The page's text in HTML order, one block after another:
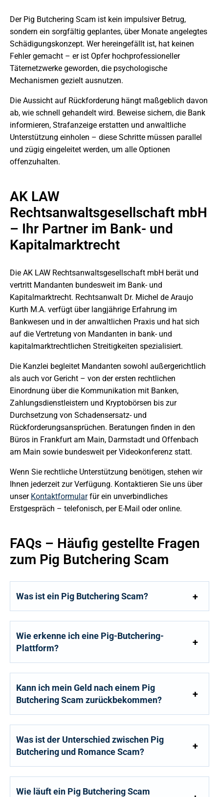
Der Pig Butchering Scam ist kein impulsiver Betrug,
sondern ein sorgfältig geplantes, über Monate angelegtes
Schädigungskonzept. Wer hereingefällt ist, hat keinen
Fehler gemacht – er ist Opfer hochprofessioneller
Täternetzwerke geworden, die psychologische
Mechanismen gezielt ausnutzen.
Die Aussicht auf Rückforderung hängt maßgeblich davon
ab, wie schnell gehandelt wird. Beweise sichern, die Bank
informieren, Strafanzeige erstatten und anwaltliche
Unterstützung einholen – diese Schritte müssen parallel
und zügig eingeleitet werden, um alle Optionen
offenzuhalten.
AK LAW
Rechtsanwaltsgesellschaft mbH
– Ihr Partner im Bank- und
Kapitalmarktrecht
Die AK LAW Rechtsanwaltsgesellschaft mbH berät und
vertritt Mandanten bundesweit im Bank- und
Kapitalmarktrecht. Rechtsanwalt Dr. Michel de Araujo
Kurth M.A. verfügt über langjährige Erfahrung im
Bankwesen und in der anwaltlichen Praxis und hat sich
auf die Vertretung von Mandanten in bank- und
kapitalmarktrechtlichen Streitigkeiten spezialisiert.
Die Kanzlei begleitet Mandanten sowohl außergerichtlich
als auch vor Gericht – von der ersten rechtlichen
Einordnung über die Kommunikation mit Banken,
Zahlungsdienstleistern und Kryptobörsen bis zur
Durchsetzung von Schadensersatz- und
Rückforderungsansprüchen. Beratungen finden in den
Büros in Frankfurt am Main, Darmstadt und Offenbach
am Main sowie bundesweit per Videokonferenz statt.
Wenn Sie rechtliche Unterstützung benötigen, stehen wir
Ihnen jederzeit zur Verfügung. Kontaktieren Sie uns über
unser Kontaktformularfür ein unverbindliches
Erstgespräch – telefonisch, per E-Mail oder online.
FAQs – Häufig gestellte Fragen
zum Pig Butchering Scam
Was ist ein Pig Butchering Scam?
Wie erkenne ich eine Pig-Butchering-
Plattform?
Kann ich mein Geld nach einem Pig
Butchering Scam zurückbekommen?
Was ist der Unterschied zwischen Pig
Butchering und Romance Scam?
Wie läuft ein Pig Butchering Scam